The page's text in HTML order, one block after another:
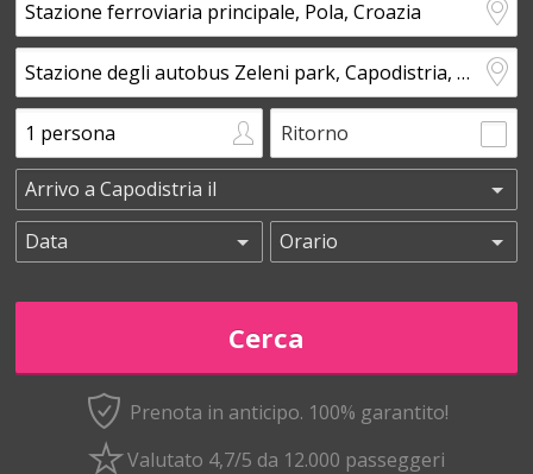
Ritorno
Prenota in anticipo. 100% garantito!
Valutato 4,7/5 da 12.000 passeggeri